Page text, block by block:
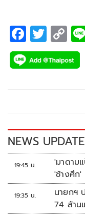
F
ac
e
k
T
wi
tt
C
o
p
k
NEWS UPDATE
19:45 น.
'มาดาม
'ช้างศึก'
19:35 น.
นายกฯ
74 ล้าน